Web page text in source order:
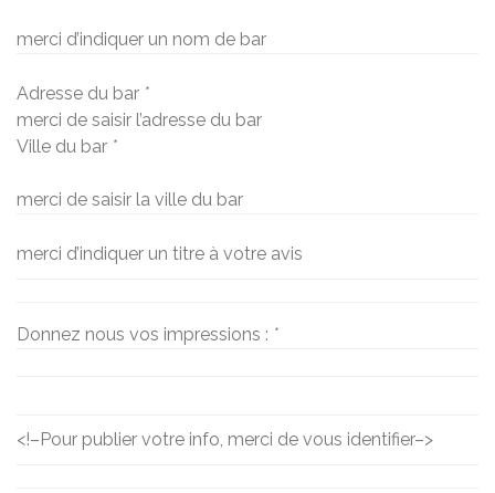
merci d’indiquer un nom de bar
Adresse du bar *
merci de saisir l’adresse du bar
Ville du bar *
merci de saisir la ville du bar
merci d’indiquer un titre à votre avis
Donnez nous vos impressions : *
<!– Pour publier votre info, merci de vous identifier–>